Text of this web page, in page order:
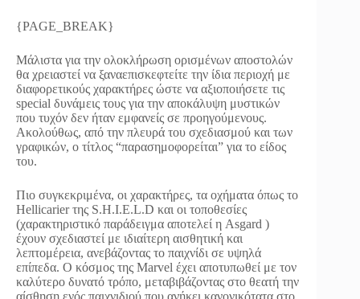
{PAGE_BREAK}
Μάλιστα για την ολοκλήρωση ορισμένων αποστολών
θα χρειαστεί να ξαναεπισκεφτείτε την ίδια περιοχή με
διαφορετικούς χαρακτήρες ώστε να αξιοποιήσετε τις
special δυνάμεις τους για την αποκάλυψη μυστικών
που τυχόν δεν ήταν εμφανείς σε προηγούμενους.
Ακολούθως, από την πλευρά του σχεδιασμού και των
γραφικών, ο τίτλος “παρασημοφορείται” για το είδος
του.
Πιο συγκεκριμένα, οι χαρακτήρες, τα οχήματα όπως το
Hellicarier της S.H.I.E.L.D και οι τοποθεσίες
(χαρακτηριστικό παράδειγμα αποτελεί η Asgard )
έχουν σχεδιαστεί με ιδιαίτερη αισθητική και
λεπτομέρεια, ανεβάζοντας το παιχνίδι σε υψηλά
επίπεδα. Ο κόσμος της Marvel έχει αποτυπωθεί με τον
καλύτερο δυνατό τρόπο, μεταβιβάζοντας στο θεατή την
αίσθηση ενός παιχνιδιού που ανήκει κανονικότατα στο